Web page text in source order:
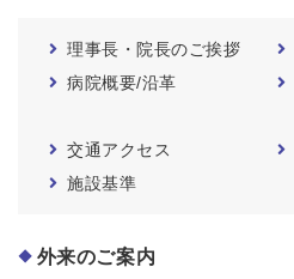
理事長・院長のご挨拶
病院概要/沿革
交通アクセス
施設基準
外来のご案内